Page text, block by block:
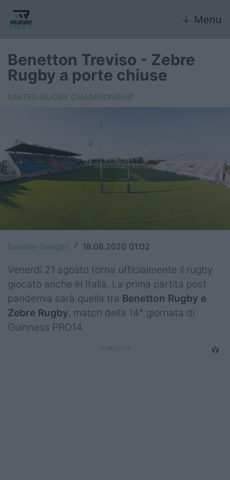
↓ Menu
Nazionale
FIR
Internazionale
6 Nazioni
United Rugby Championship
Top14
Premiership
Champions Cup
Challenge Cup
World Rugby
Benetton Treviso - Zebre
Rugby a porte chiuse
UNITED RUGBY CHAMPIONSHIP
Daniele Goegan / 18.08.2020 01:02
Venerdì 21 agosto torna ufficialmente il rugby
giocato anche in Italia. La prima partita post
pandemia sarà quella tra Benetton Rugby e
Zebre Rugby, match della 14° giornata di
Guinness PRO14.